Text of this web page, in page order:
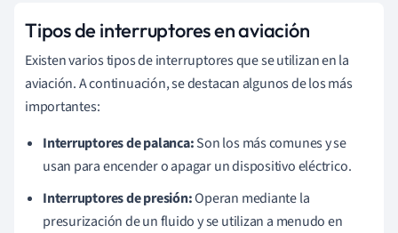
Tipos de interruptores en aviación
Existen varios tipos de interruptores que se utilizan en la
aviación. A continuación, se destacan algunos de los más
importantes:
Interruptores de palanca:Son los más comunes y se
usan para encender o apagar un dispositivo eléctrico.
Interruptores de presión:Operan mediante la
presurización de un fluido y se utilizan a menudo en